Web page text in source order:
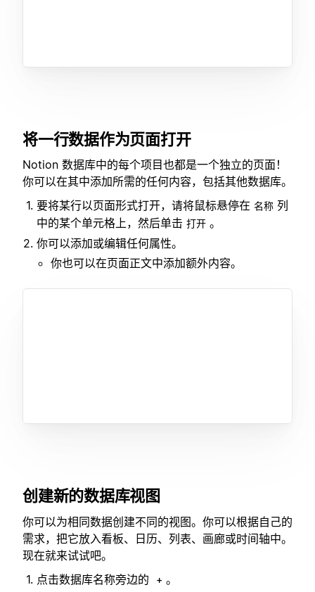
将一行数据作为页面打开
Notion 数据库中的每个项目也都是一个独立的页面！
你可以在其中添加所需的任何内容，包括其他数据库。
要将某行以页面形式打开，请将鼠标悬停在 名称 列
中的某个单元格上，然后单击 打开 。
你可以添加或编辑任何属性。
你也可以在页面正文中添加额外内容。
创建新的数据库视图
你可以为相同数据创建不同的视图。你可以根据自己的
需求，把它放入看板、日历、列表、画廊或时间轴中。
现在就来试试吧。
点击数据库名称旁边的
+ 。